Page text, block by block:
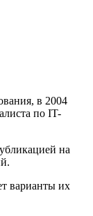
в 2004
по IT-
на
варианты их